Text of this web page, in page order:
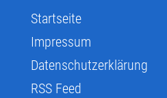
Startseite
Impressum
Datenschutzerklärung
RSS Feed